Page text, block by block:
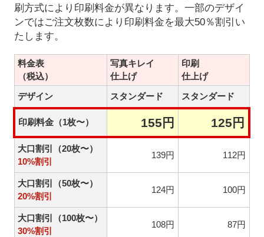
刷方式により印刷料金が異なります。一部のデザイ
ンではご注文枚数により印刷料金を最大50％割引い
たします。
料金表
（税込）
写真キレイ
仕上げ
印刷
仕上げ
デザイン
スタンダード スタンダード
印刷料金（1枚〜） 155円 125円
大口割引（20枚〜）
10%割引
139円 112円
大口割引（50枚〜）
20%割引
124円 100円
大口割引（100枚〜）
30%割引
108円 87円